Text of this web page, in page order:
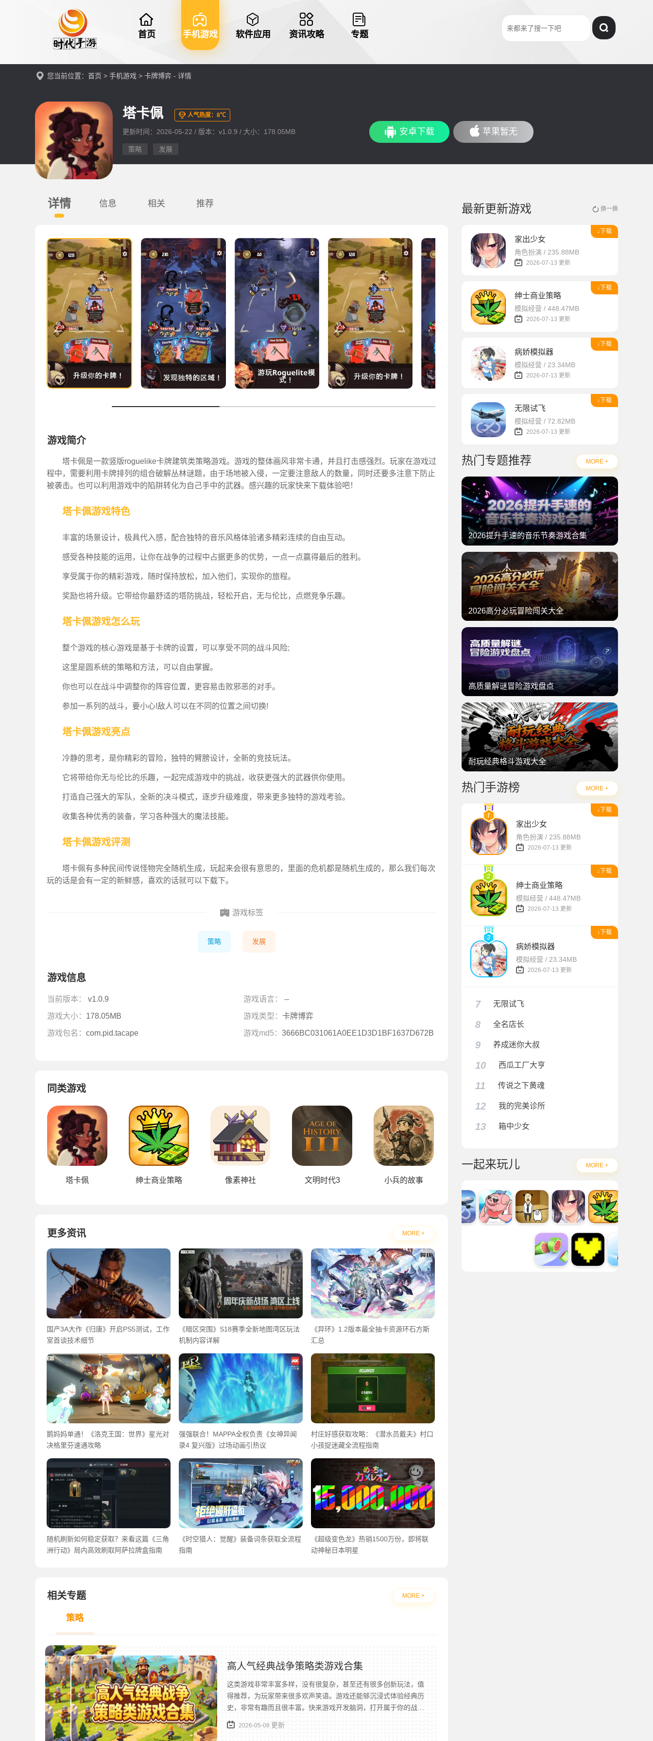
首页 手机游戏 软件应用 资讯攻略 专题
您当前位置： 首页 > 手机游戏 > 卡牌博弈 - 详情
塔卡佩 人气热度：8℃
更新时间：2026-05-22 / 版本：v1.0.9 / 大小：178.05MB
策略 发展
安卓下载 苹果暂无
详情 信息 相关 推荐
游戏简介
塔卡佩是一款竖版roguelike卡牌建筑类策略游戏。游戏的整体画风非常卡通，并且打击感强烈。玩家在游戏过
程中，需要利用卡牌排列的组合破解丛林谜题，由于场地被入侵，一定要注意敌人的数量，同时还要多注意下防止
被袭击。也可以利用游戏中的陷阱转化为自己手中的武器。感兴趣的玩家快来下载体验吧！
塔卡佩游戏特色
丰富的场景设计，极具代入感，配合独特的音乐风格体验诸多精彩连续的自由互动。
感受各种技能的运用，让你在战争的过程中占据更多的优势，一点一点赢得最后的胜利。
享受属于你的精彩游戏，随时保持放松，加入他们，实现你的旅程。
奖励也将升级。它带给你最舒适的塔防挑战，轻松开启，无与伦比，点燃竞争乐趣。
塔卡佩游戏怎么玩
整个游戏的核心游戏是基于卡牌的设置，可以享受不同的战斗风险;
这里是圆系统的策略和方法，可以自由掌握。
你也可以在战斗中调整你的阵容位置，更容易击败邪恶的对手。
参加一系列的战斗，要小心!敌人可以在不同的位置之间切换!
塔卡佩游戏亮点
冷静的思考，是你精彩的冒险，独特的臂膀设计，全新的竞技玩法。
它将带给你无与伦比的乐趣，一起完成游戏中的挑战，收获更强大的武器供你使用。
打造自己强大的军队，全新的决斗模式，逐步升级难度，带来更多独特的游戏考验。
收集各种优秀的装备，学习各种强大的魔法技能。
塔卡佩游戏评测
塔卡佩有多种民间传说怪物完全随机生成，玩起来会很有意思的，里面的危机都是随机生成的，那么我们每次
玩的话是会有一定的新鲜感，喜欢的话就可以下载下。
游戏标签
策略 发展
游戏信息
当前版本： v1.0.9 游戏语言： --
游戏大小： 178.05MB 游戏类型： 卡牌博弈
游戏包名： com.pid.tacape 游戏md5： 3666BC031061A0EE1D3D1BF1637D672B
同类游戏
塔卡佩 绅士商业策略 像素神社 文明时代3 小兵的故事
更多资讯 MORE +
国产3A大作《归唐》开启PS5测试，工作
室首谈技术细节
《暗区突围》S18赛季全新地图湾区玩法
机制内容详解
《异环》1.2版本最全抽卡资源环石方斯
汇总
鹅妈妈单通！《洛克王国：世界》星光对
决格里芬速通攻略
强强联合！MAPPA全权负责《女神异闻
录4 复兴版》过场动画引热议
村庄好感获取攻略：《潜水员戴夫》村口
小孩捉迷藏全流程指南
随机刷新如何稳定获取？来看这篇《三角
洲行动》局内高效刷取阿萨拉牌盒指南
《时空猎人：觉醒》装备词条获取全流程
指南
《超级变色龙》热销1500万份，即将联
动神秘日本明星
相关专题 MORE +
策略
高人气经典战争策略类游戏合集
这类游戏非常丰富多样，没有很复杂，甚至还有很多创新玩法，值
得推荐，为玩家带来很多欢声笑语。游戏还能够沉浸式体验经典历
史，非常有趣而且很丰富。快来游戏开发脑洞，打开属于你的战争
和策略世界吧。感兴趣的小伙伴们快下载起来吧！
2026-05-08 更新
最新更新游戏 换一换
↓下载
家出少女
角色扮演 / 235.88MB
2026-07-13 更新
↓下载
绅士商业策略
模拟经营 / 448.47MB
2026-07-13 更新
↓下载
病娇模拟器
模拟经营 / 23.34MB
2026-07-13 更新
↓下载
无限试飞
模拟经营 / 72.82MB
2026-07-13 更新
热门专题推荐 MORE +
2026提升手速的音乐节奏游戏合集
2026高分必玩冒险闯关大全
高质量解谜冒险游戏盘点
耐玩经典格斗游戏大全
热门手游榜 MORE +
↓下载
家出少女
角色扮演 / 235.88MB
2026-07-13 更新
↓下载
绅士商业策略
模拟经营 / 448.47MB
2026-07-13 更新
↓下载
病娇模拟器
模拟经营 / 23.34MB
2026-07-13 更新
7 无限试飞
8 全名店长
9 养成迷你大叔
10 西瓜工厂大亨
11 传说之下黄魂
12 我的完美诊所
13 箱中少女
一起来玩儿 MORE +